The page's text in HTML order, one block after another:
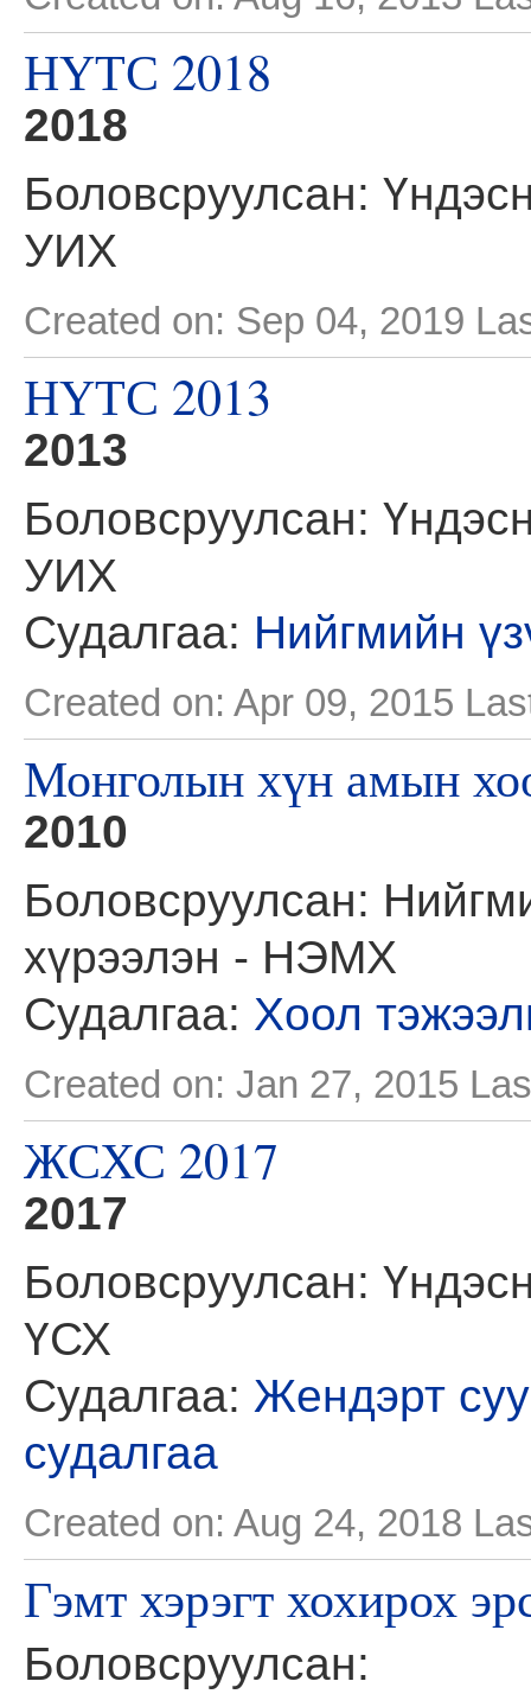
НҮТС 2018
2018
Боловсруулсан:
УИХ
Created on: Sep 04, 2019
НҮТС 2013
2013
Боловсруулсан:
УИХ
Судалгаа: Нийгмийн
Created on: Apr 09, 2015
Монголын хүн амын
2010
Боловсруулсан:
хүрээлэн - НЭМХ
Судалгаа: Хоол
Created on: Jan 27, 2015
ЖСХС 2017
2017
Боловсруулсан:
ҮСХ
Судалгаа: Жендэрт
судалгаа
Created on: Aug 24, 2018
Гэмт хэрэгт хохирох
Боловсруулсан: